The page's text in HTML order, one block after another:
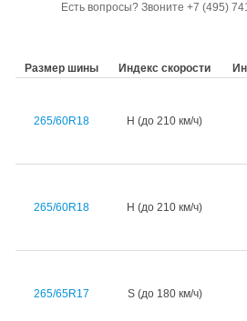
Есть вопросы? Звоните +7 (495)
Размер шины Индекс скорости
265/60R18 H (до 210 км/ч)
265/60R18 H (до 210 км/ч)
265/65R17 S (до 180 км/ч)